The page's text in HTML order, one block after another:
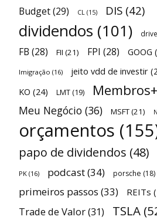
Budget(29) CL (15) DIS (42)
dividendos (101)
FB (28) FII (21) FPI (28) GOOG
Imigração (16) jeito vdd de investir
KO (24) LMT (19) Membros+
Meu Negócio (36) MSFT(21)
orçamentos
papo de dividendos (48)
PK (16) podcast(34) porsche (18)
primeiros passos (33) REITs
Trade de Valor(31) TSLA